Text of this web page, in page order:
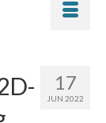
17
JUN 2022